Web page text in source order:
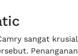
sangat krusial
Penanganan